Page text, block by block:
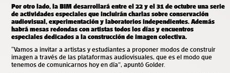
Por otro lado, la BIM desarrollará entre el 22 y el 31 de octubre una serie
de actividades especiales que incluirán charlas sobre conservación
audiovisual, experimentación y laboratorios independientes. Además
habrá mesas redondas con artistas todos los días y encuentros
especiales dedicados a la construcción de imagen colectiva.
“Vamos a invitar a artistas y estudiantes a proponer modos de construir
imagen a través de las plataformas audiovisuales, que es el modo que
tenemos de comunicarnos hoy en día”, apuntó Golder.